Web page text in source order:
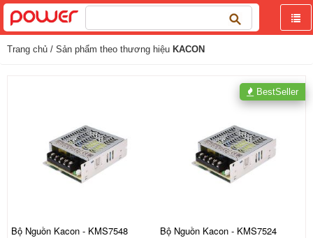
Tìm
kiếm
Trang chủ / Sản phẩm theo thương hiệu KACON
Bộ Nguồn Kacon - KMS7548 Bộ Nguồn Kacon - KMS7524
BestSeller